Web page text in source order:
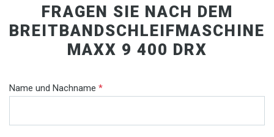
FRAGEN SIE NACH DEM
BREITBANDSCHLEIFMASCHINE
MAXX 9 400 DRX
Name und Nachname *